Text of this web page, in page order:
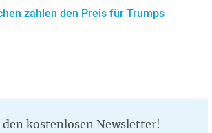
zahlen den Preis für Trumps
den kostenlosen Newsletter!